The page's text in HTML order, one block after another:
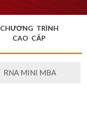
CHƯƠNG TRÌNH
CAO CẤP
RNA MINI MBA